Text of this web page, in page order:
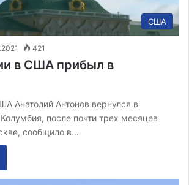
США
421
в США прибыл в
Анатолий Антонов вернулся в
после почти трех месяцев
сообщило в…